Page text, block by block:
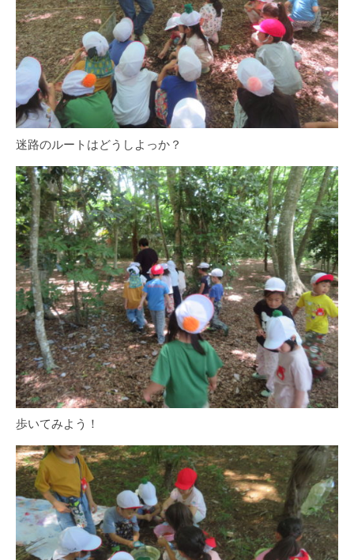
迷路のルートはどうしよっか？
歩いてみよう！